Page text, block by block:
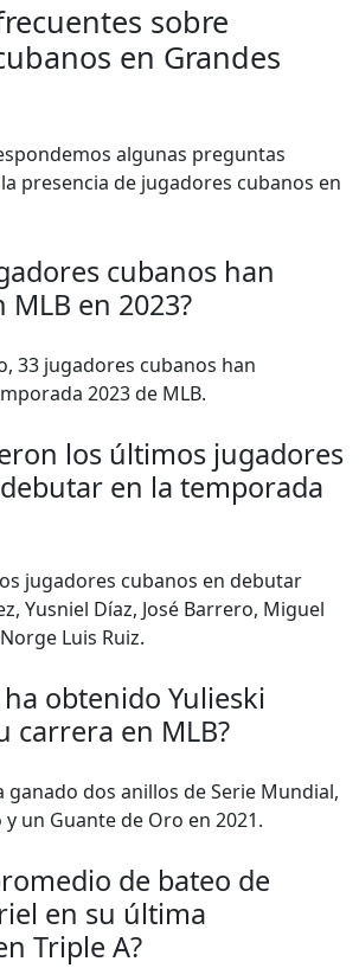
sobre
en Grandes
algunas preguntas
presencia de jugadores cubanos en
cubanos han
en 2023?
33 jugadores cubanos han
2023 de MLB.
los últimos jugadores
en la temporada
jugadores cubanos en debutar
Yusniel Díaz, José Barrero, Miguel
Luis Ruiz.
obtenido Yulieski
carrera en MLB?
ganado dos anillos de Serie Mundial,
un Guante de Oro en 2021.
de bateo de
en su última
Triple A?